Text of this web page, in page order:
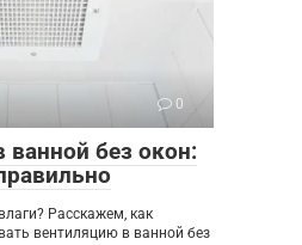
0
ванной без окон:
Расскажем, как
вентиляцию в ванной без